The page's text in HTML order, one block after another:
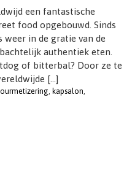
een fantastische
food opgebouwd. Sinds
weer in de gratie van de
authentiek eten.
of bitterbal? Door ze te
[…]
, kapsalon,